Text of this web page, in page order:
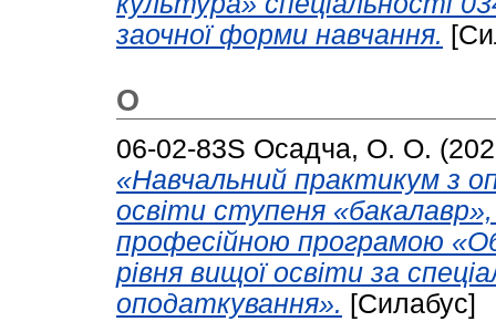
заочної форми навчання.
О
06-02-83S Осадча, О. О.
«Навчальний практикум з
освіти ступеня
професійною програмою
рівня вищої освіти за
оподаткування». [Силабус]